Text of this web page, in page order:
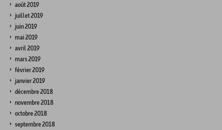
août 2019
juillet 2019
juin 2019
mai 2019
avril 2019
mars 2019
février 2019
janvier 2019
décembre 2018
novembre 2018
octobre 2018
septembre 2018